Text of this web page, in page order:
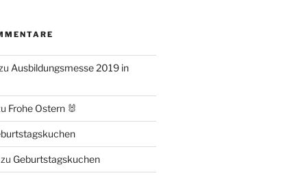
Ausbildungsmesse 2019 in
Frohe Ostern 🐰
Geburtstagskuchen